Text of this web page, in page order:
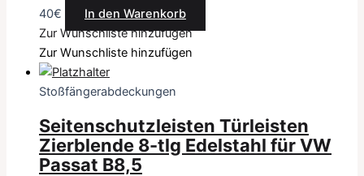
40€
In den Warenkorb
Zur Wunschliste hinzufügen
Zur Wunschliste hinzufügen
Stoßfängerabdeckungen
Seitenschutzleisten Türleisten
Zierblende 8-tlg Edelstahl für VW
Passat B8,5